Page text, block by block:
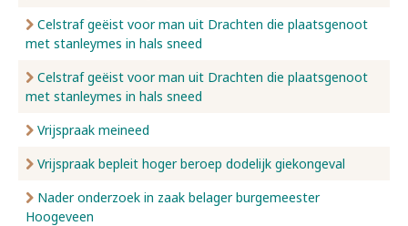
Celstraf geëist voor man uit Drachten die plaatsgenoot
met stanleymes in hals sneed
Celstraf geëist voor man uit Drachten die plaatsgenoot
met stanleymes in hals sneed
Vrijspraak meineed
Vrijspraak bepleit hoger beroep dodelijk giekongeval
Nader onderzoek in zaak belager burgemeester
Hoogeveen